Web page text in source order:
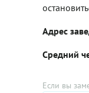
Адрес
Средний
Если вы